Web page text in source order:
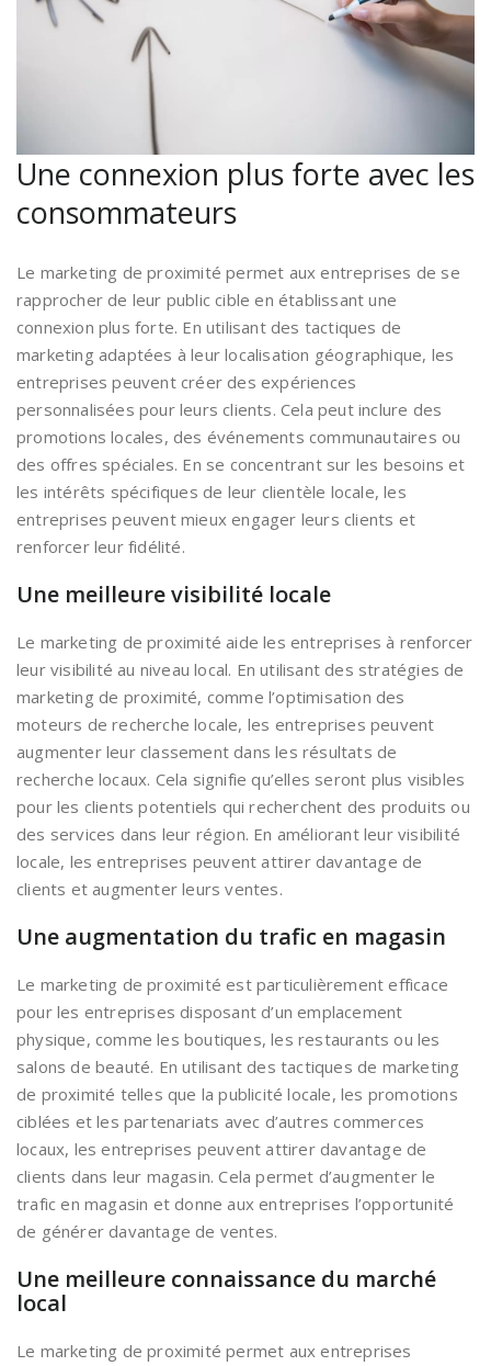
Une connexion plus forte avec les
consommateurs
Le marketing de proximité permet aux entreprises de se
rapprocher de leur public cible en établissant une
connexion plus forte. En utilisant des tactiques de
marketing adaptées à leur localisation géographique, les
entreprises peuvent créer des expériences
personnalisées pour leurs clients. Cela peut inclure des
promotions locales, des événements communautaires ou
des offres spéciales. En se concentrant sur les besoins et
les intérêts spécifiques de leur clientèle locale, les
entreprises peuvent mieux engager leurs clients et
renforcer leur fidélité.
Une meilleure visibilité locale
Le marketing de proximité aide les entreprises à renforcer
leur visibilité au niveau local. En utilisant des stratégies de
marketing de proximité, comme l’optimisation des
moteurs de recherche locale, les entreprises peuvent
augmenter leur classement dans les résultats de
recherche locaux. Cela signifie qu’elles seront plus visibles
pour les clients potentiels qui recherchent des produits ou
des services dans leur région. En améliorant leur visibilité
locale, les entreprises peuvent attirer davantage de
clients et augmenter leurs ventes.
Une augmentation du trafic en magasin
Le marketing de proximité est particulièrement efficace
pour les entreprises disposant d’un emplacement
physique, comme les boutiques, les restaurants ou les
salons de beauté. En utilisant des tactiques de marketing
de proximité telles que la publicité locale, les promotions
ciblées et les partenariats avec d’autres commerces
locaux, les entreprises peuvent attirer davantage de
clients dans leur magasin. Cela permet d’augmenter le
trafic en magasin et donne aux entreprises l’opportunité
de générer davantage de ventes.
Une meilleure connaissance du marché
local
Le marketing de proximité permet aux entreprises